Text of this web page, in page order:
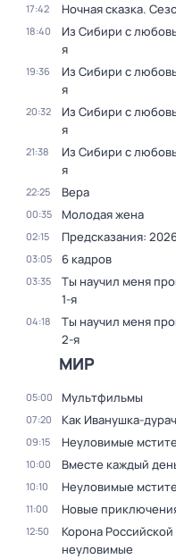
17:42 Ночная сказка.
18:40 Из Сибири с
я
19:36 Из Сибири с
я
20:32 Из Сибири с
я
21:38 Из Сибири с
я
22:25 Beра
00:35 Молодая жена
02:15 Предсказания:
03:05 6 кадров
03:35 Ты научил меня
1-я
04:18 Ты научил меня
2-я
МИР
05:00 Мультфильмы
07:20 Как Иванушка-
09:15 Неуловимые
10:00 Вместе каждый
10:10 Неуловимые
11:00 Новые
12:50
Корона
неуловимые